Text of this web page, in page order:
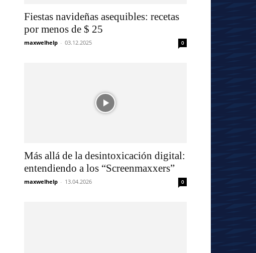
Fiestas navideñas asequibles: recetas
por menos de $ 25
maxwelhelp - 03.12.2025 0
Más allá de la desintoxicación digital:
entendiendo a los “Screenmaxxers”
maxwelhelp - 13.04.2026 0